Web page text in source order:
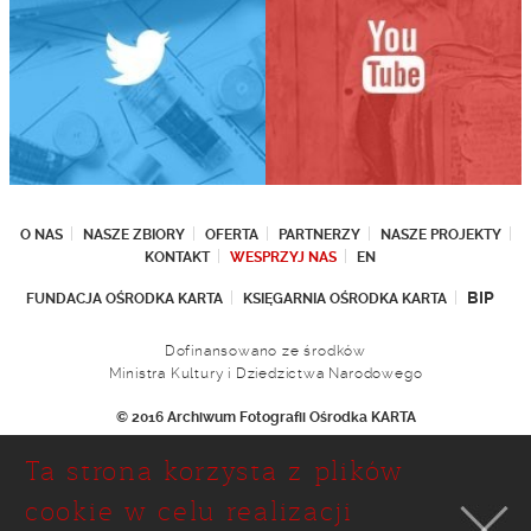
O NAS NASZE ZBIORY OFERTA PARTNERZY
NASZE PROJEKTY
KONTAKT
WESPRZYJ NAS EN
FUNDACJA OŚRODKA KARTA KSIĘGARNIA OŚRODKA KARTA BIP
Dofinansowano ze środków
Ministra Kultury i Dziedzictwa Narodowego
© 2016 Archiwum Fotografii Ośrodka KARTA
Ul. Narbutta 29
02-536 Warszawa
tel.: (+48 22) 646 36 90
Ta strona korzysta z plików
cookie w celu realizacji